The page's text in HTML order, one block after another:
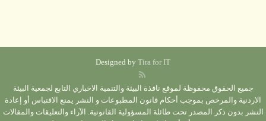
Designed by Tira for IT
جميع الحقوق محفوظة لموقع نافذة البيئة والتنمية الاخباري التابع لجمعية البيئة
الاردنية والمرخص بموجب أحكام قانون المطبوعات و النشر يمنع الاقتباس أو إعادة
النشر بدون ذكر المصدر تحت طائلة المسؤولية القانونية. الآراء والتعليقات والمقالات